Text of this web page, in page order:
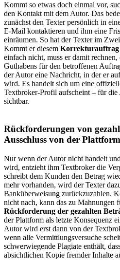
Kommt so etwas doch einmal vor,
den Kontakt mit dem Autor. Das
zunächst den Texter persönlich in
E-Mail kontaktieren und ihm eine
einräumen. So hat der Texter im
Kommt er diesem Korrekturauftrag
einfach nicht, muss er damit rechnen,
Guthabens für den betroffenen
der Autor eine Nachricht, in der er
wird. Es handelt sich um eine
Textbroker-Profil aufscheint – für die
sichtbar.
Rückforderungen von
Ausschluss von der Plattform
Nur wenn der Autor nicht handelt
wird, entzieht ihm Textbroker die
schreibt dem Kunden den Betrag
mehr vorhanden, wird der Texter
Banküberweisung zurückzuzahlen.
nicht nach, kann das zu Mahnungen
Rückforderung der gezahlten
der Plattform als letzte Konsequenz
Autor wird erst dann von der
wenn alle Vermittlungsversuche
schwerwiegende Plagiate enthält,
absichtlichen Kopie fremder Inhalte